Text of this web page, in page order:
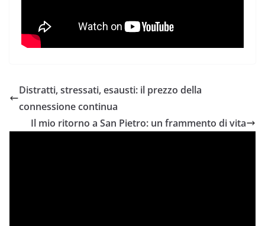
Distratti, stressati, esausti: il prezzo della
connessione continua
Il mio ritorno a San Pietro: un frammento di vita